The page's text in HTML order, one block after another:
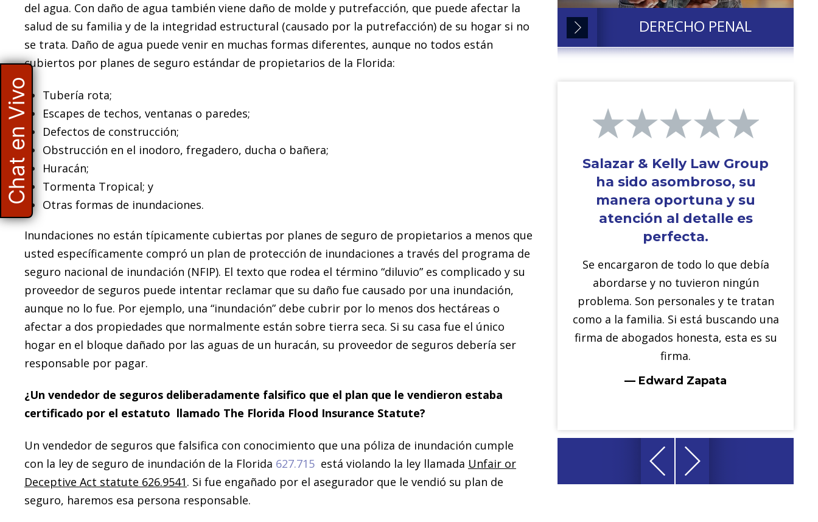
del agua. Con daño de agua también viene daño de molde y putrefacción, que puede afectar la
salud de su familia y de la integridad estructural (causado por la putrefacción) de su hogar si no
se trata. Daño de agua puede venir en muchas formas diferentes, aunque no todos están
cubiertos por planes de seguro estándar de propietarios de la Florida:
Tubería rota;
Escapes de techos, ventanas o paredes;
Defectos de construcción;
Obstrucción en el inodoro, fregadero, ducha o bañera;
Huracán;
Tormenta Tropical; y
Otras formas de inundaciones.
Inundaciones no están típicamente cubiertas por planes de seguro de propietarios a menos que
usted específicamente compró un plan de protección de inundaciones a través del programa de
seguro nacional de inundación (NFIP). El texto que rodea el término “diluvio” es complicado y su
proveedor de seguros puede intentar reclamar que su daño fue causado por una inundación,
aunque no lo fue. Por ejemplo, una “inundación” debe cubrir por lo menos dos hectáreas o
afectar a dos propiedades que normalmente están sobre tierra seca. Si su casa fue el único
hogar en el bloque dañado por las aguas de un huracán, su proveedor de seguros debería ser
responsable por pagar.
¿Un vendedor de seguros deliberadamente falsifico que el plan que le vendieron estaba
certificado por el estatuto llamado The Florida Flood Insurance Statute?
Un vendedor de seguros que falsifica con conocimiento que una póliza de inundación cumple
con la ley de seguro de inundación de la Florida 627.715 está violando la ley llamada Unfair or
Deceptive Act statute 626.9541. Si fue engañado por el asegurador que le vendió su plan de
seguro, haremos esa persona responsable.
DERECHO PENAL
Salazar & Kelly Law Group
ha sido asombroso, su
manera oportuna y su
atención al detalle es
perfecta.
Se encargaron de todo lo que debía
abordarse y no tuvieron ningún
problema. Son personales y te tratan
como a la familia. Si está buscando una
firma de abogados honesta, esta es su
firma.
— Edward Zapata
Chat en Vivo